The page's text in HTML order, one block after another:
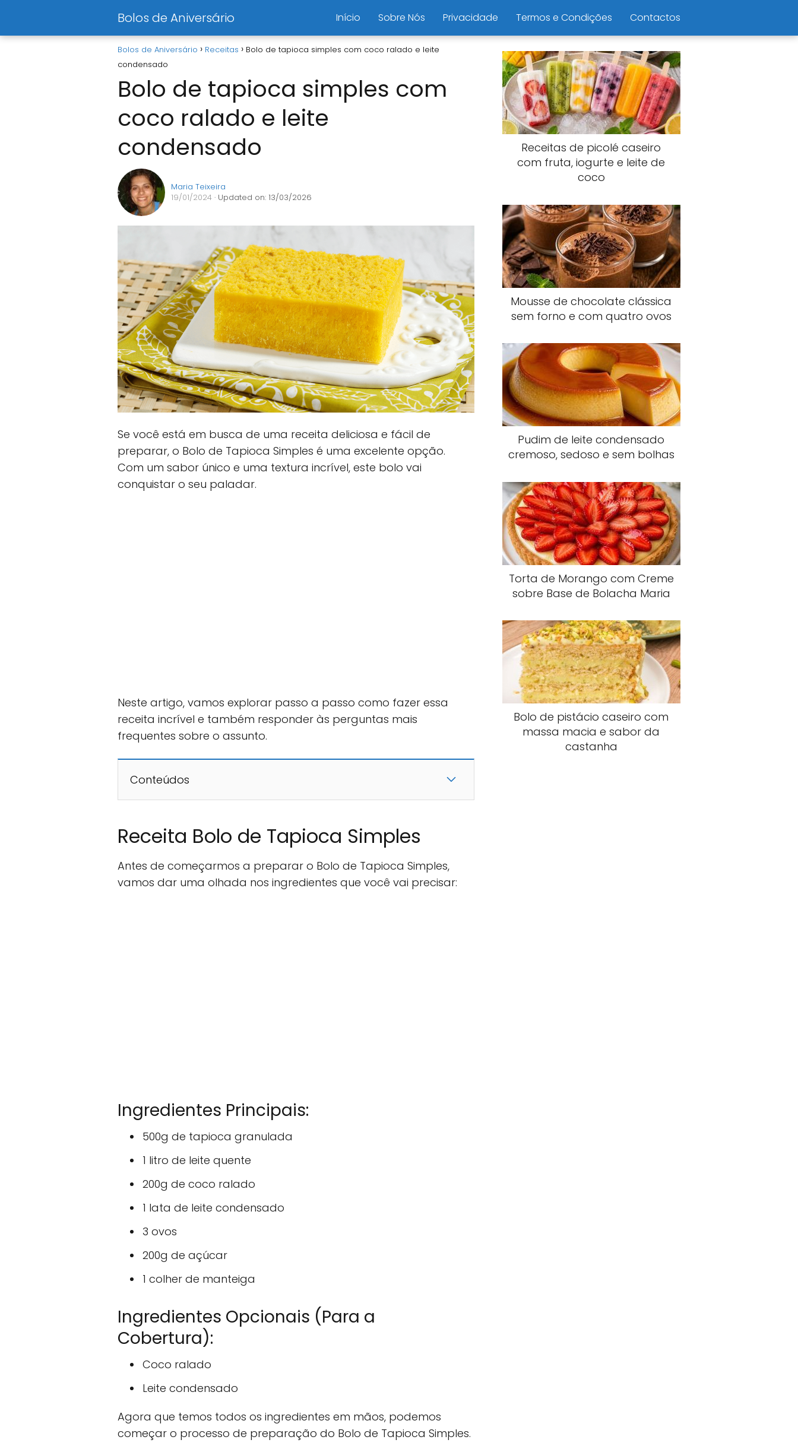
Bolos de Aniversário Início Sobre Nós Privacidade Termos e Condições Contactos
Bolos de Aniversário Receitas
Bolo de tapioca simples com coco ralado e leite
condensado
Bolo de tapioca simples com
coco ralado e leite
condensado
Maria Teixeira
19/01/2024 · Updated on: 13/03/2026
Se você está em busca de uma receita deliciosa e fácil de
preparar, o Bolo de Tapioca Simples é uma excelente opção.
Com um sabor único e uma textura incrível, este bolo vai
conquistar o seu paladar.
Neste artigo, vamos explorar passo a passo como fazer essa
receita incrível e também responder às perguntas mais
frequentes sobre o assunto.
Conteúdos
Receita Bolo de Tapioca Simples
Antes de começarmos a preparar o Bolo de Tapioca Simples,
vamos dar uma olhada nos ingredientes que você vai precisar:
Ingredientes Principais:
500g de tapioca granulada
1 litro de leite quente
200g de coco ralado
1 lata de leite condensado
3 ovos
200g de açúcar
1 colher de manteiga
Ingredientes Opcionais (Para a
Cobertura):
Coco ralado
Leite condensado
Agora que temos todos os ingredientes em mãos, podemos
começar o processo de preparação do Bolo de Tapioca Simples.
Receitas de picolé caseiro
com fruta, iogurte e leite de
coco
Mousse de chocolate clássica
sem forno e com quatro ovos
Pudim de leite condensado
cremoso, sedoso e sem bolhas
Torta de Morango com Creme
sobre Base de Bolacha Maria
Bolo de pistácio caseiro com
massa macia e sabor da
castanha